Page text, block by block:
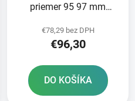
priemer 95 97 mm
€78,29 bez DPH
€96,30
DO KOŠÍKA